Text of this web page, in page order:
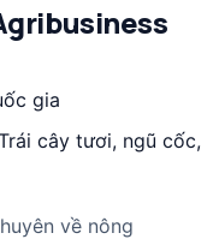
gia
cây tươi, ngũ cốc,
về nông